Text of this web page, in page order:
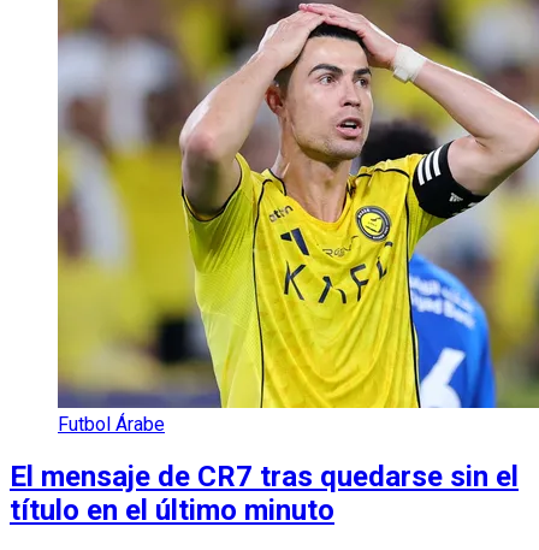
Futbol Árabe
El mensaje de CR7 tras quedarse sin el
título en el último minuto